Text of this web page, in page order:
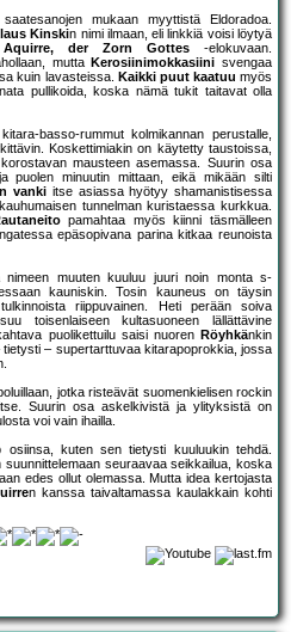
mukaan myyttistä Eldoradoa.
Kinskin nimi ilmaan, eli linkkiä voisi löytyä
Aquirre, der Zorn Gottes -elokuvaan.
mutta Kerosiinimokkasiini svengaa
kuin lavasteissa. Kaikki puut kaatuu myös
pullikoida, koska nämä tukit taitavat olla
basso-rummut kolmikannan perustalle,
Koskettimiakin on käytetty taustoissa,
mausteen asemassa. Suurin osa
puolen minuutin mittaan, eikä mikään silti
vanki itse asiassa hyötyy shamanistisessa
tunnelman kuristaessa kurkkua.
pamahtaa myös kiinni täsmälleen
epäsopivana parina kitkaa reunoista
nimeen muuten kuuluu juuri noin monta s-
kauniskin. Tosin kauneus on täysin
riippuvainen. Heti perään soiva
toisenlaiseen kultasuoneen lällättävine
puolikettuilu saisi nuoren Röyhkänkin
– supertarttuvaa kitarapoprokkia, jossa
jotka risteävät suomenkielisen rockin
Suurin osa askelkivistä ja ylityksistä on
voi vain ihailla.
kuten sen tietysti kuuluukin tehdä.
suunnittelemaan seuraavaa seikkailua, koska
edes ollut olemassa. Mutta idea kertojasta
n kanssa taivaltamassa kaulakkain kohti